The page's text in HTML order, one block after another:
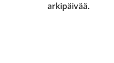
arkipäivää.